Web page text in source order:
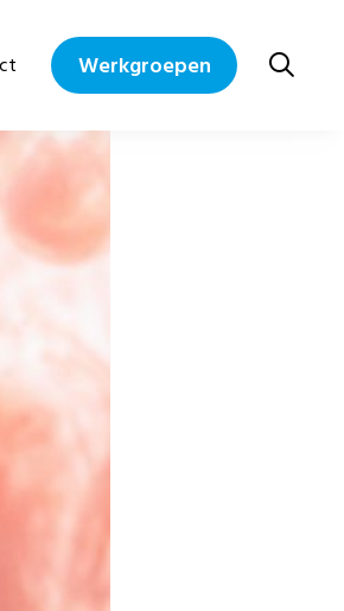
Werkgroepen